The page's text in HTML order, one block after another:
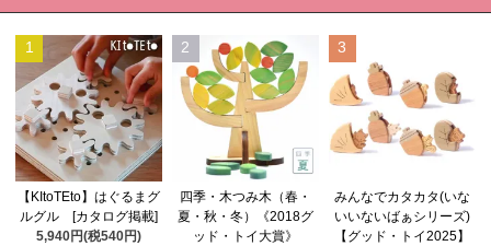
1
【KItoTEto】はぐるまグ
ルグル [カタログ掲載]
5,940円(税540円)
2
四季・木つみ木（春・
夏・秋・冬）《2018グ
ッド・トイ大賞》
3
みんなでカタカタ(いな
いいないばぁシリーズ)
【グッド・トイ2025】